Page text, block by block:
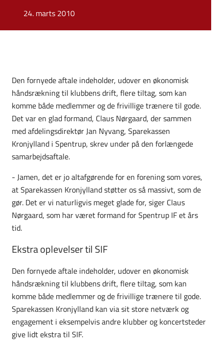
24. marts 2010
Den fornyede aftale indeholder, udover en økonomisk
håndsrækning til klubbens drift, flere tiltag, som kan
komme både medlemmer og de frivillige trænere til gode.
Det var en glad formand, Claus Nørgaard, der sammen
med afdelingsdirektør Jan Nyvang, Sparekassen
Kronjylland i Spentrup, skrev under på den forlængede
samarbejdsaftale.
- Jamen, det er jo altafgørende for en forening som vores,
at Sparekassen Kronjylland støtter os så massivt, som de
gør. Det er vi naturligvis meget glade for, siger Claus
Nørgaard, som har været formand for Spentrup IF et års
tid.
Ekstra oplevelser til SIF
Den fornyede aftale indeholder, udover en økonomisk
håndsrækning til klubbens drift, flere tiltag, som kan
komme både medlemmer og de frivillige trænere til gode.
Sparekassen Kronjylland kan via sit store netværk og
engagement i eksempelvis andre klubber og koncertsteder
give lidt ekstra til SIF.